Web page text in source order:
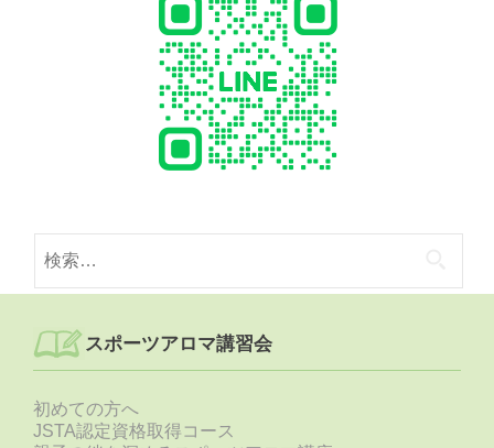
索:
スポーツアロマ講習会
初めての方へ
JSTA認定資格取得コース